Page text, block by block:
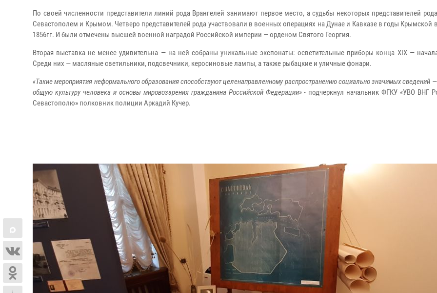
По своей численности представители линий рода Врангелей занимают первое место, а судьбы некоторых представителей
Севастополем и Крымом. Четверо представителей рода участвовали в военных операциях на Дунае и Кавказе в годы Крымской
1856гг. И были отмечены высшей военной наградой Российской империи — орденом Святого Георгия.
Вторая выставка не менее удивительна — на ней собраны уникальные экспонаты: осветительные приборы конца XIX —
Среди них — масляные светильники, подсвечники, керосиновые лампы, а также рыбацкие и уличные фонари.
«Такие мероприятия неформального образования способствуют целенаправленному распространению социально значимых сведений
общую культуру человека и основы мировоззрения гражданина Российской Федерации»- подчеркнул начальник ФГКУ «УВО ВНГ
Севастополю» полковник полиции Аркадий Кучер.